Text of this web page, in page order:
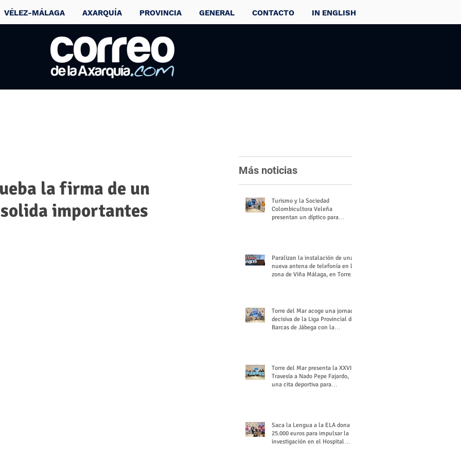
VÉLEZ-MÁLAGA AXARQUÍA PROVINCIA GENERAL CONTACTO IN ENGLISH
la firma de un
importantes
Más noticias
Turismo y la Sociedad
Colombicultora Veleña
presentan un díptico para
Paralizan la instalación de una
nueva antena de telefonía en la
zona de Viña Málaga, en Torre
Torre del Mar acoge una jornada
decisiva de la Liga Provincial de
Barcas de Jábega con la
Torre del Mar presenta la XXVI
Travesía a Nado Pepe Fajardo,
una cita deportiva para
Saca la Lengua a la ELA dona
25.000 euros para impulsar la
investigación en el Hospital